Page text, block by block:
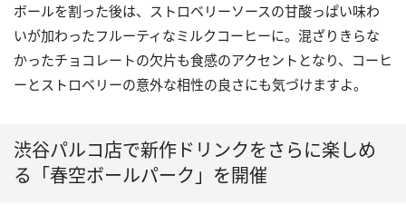
ボールを割った後は、ストロベリーソースの甘酸っぱい味わ
いが加わったフルーティなミルクコーヒーに。混ざりきらな
かったチョコレートの欠片も食感のアクセントとなり、コーヒ
ーとストロベリーの意外な相性の良さにも気づけますよ。
渋谷パルコ店で新作ドリンクをさらに楽しめ
る「春空ボールパーク」を開催